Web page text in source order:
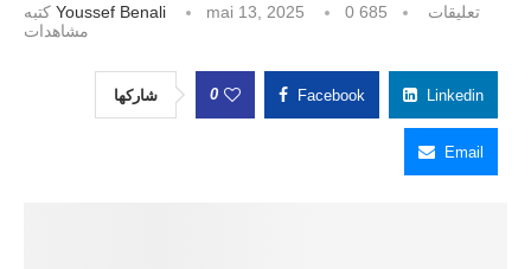
Youssef Benali mai 13, 2025 0 تعليقات
685
مشاهدات
شاركها 0 Facebook Linkedin
Email